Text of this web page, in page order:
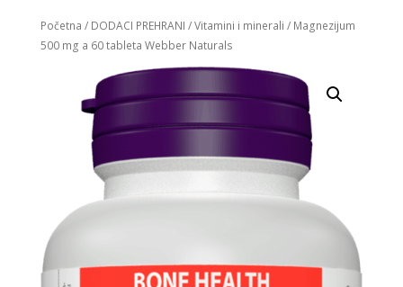
Početna / DODACI PREHRANI /Vitamini i minerali / Magnezijum
500 mg a 60 tableta Webber Naturals